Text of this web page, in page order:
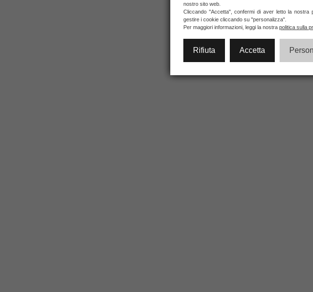
nostro sito web.
Cliccando "Accetta", confermi di aver letto la nostra
gestire i cookie cliccando su "personalizza".
Per maggiori informazioni, leggi la nostra politica sulla
Rifiuta Accetta